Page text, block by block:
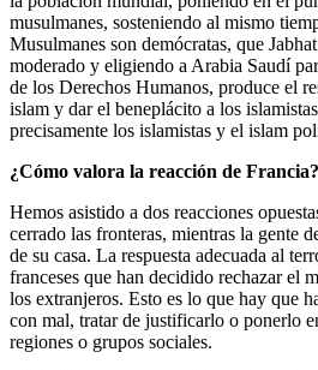
musulmanes, sosteniendo al mismo
Musulmanes son demócratas, que
moderado y eligiendo a Arabia Saudí
de los Derechos Humanos, produce el
islam y dar el beneplácito a los
precisamente los islamistas y el islam
¿Cómo valora la reacción de Francia?
Hemos asistido a dos reacciones
cerrado las fronteras, mientras la gente
de su casa. La respuesta adecuada al
franceses que han decidido rechazar el
los extranjeros. Esto es lo que hay que
con mal, tratar de justificarlo o ponerlo
regiones o grupos sociales.